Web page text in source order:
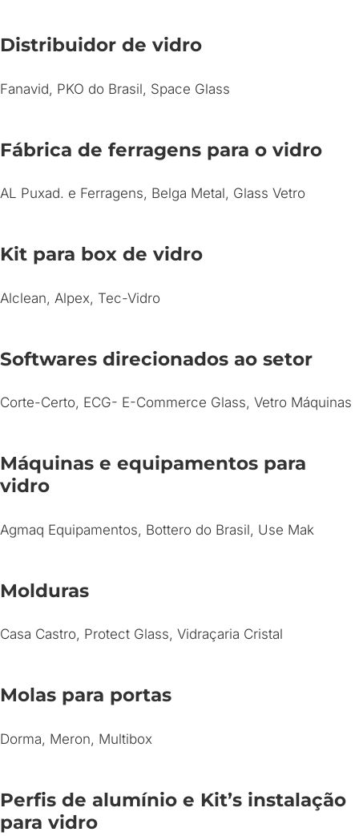
Distribuidor de vidro
Fanavid, PKO do Brasil, Space Glass
Fábrica de ferragens para o vidro
AL Puxad. e Ferragens, Belga Metal, Glass Vetro
Kit para box de vidro
Alclean, Alpex, Tec-Vidro
Softwares direcionados ao setor
Corte-Certo, ECG- E-Commerce Glass, Vetro Máquinas
Máquinas e equipamentos para
vidro
Agmaq Equipamentos, Bottero do Brasil, Use Mak
Molduras
Casa Castro, Protect Glass, Vidraçaria Cristal
Molas para portas
Dorma, Meron, Multibox
Perfis de alumínio e Kit’s instalação
para vidro